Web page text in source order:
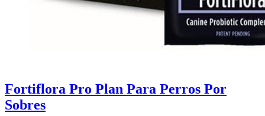
Fortiflora Pro Plan Para Perros Por
Sobres